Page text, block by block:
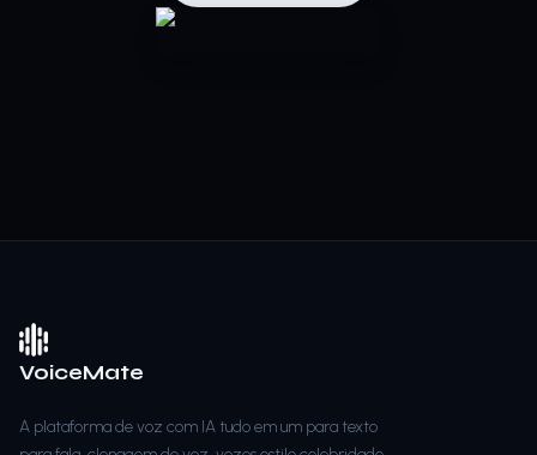
VoiceMate
A plataforma de voz com IA tudo em um para texto